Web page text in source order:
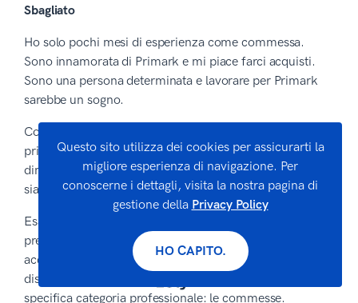
Sbagliato
Ho solo pochi mesi di esperienza come commessa.
Sono innamorata di Primark e mi piace farci acquisti.
Sono una persona determinata e lavorare per Primark
sarebbe un sogno.
Come puoi vedere c’è una differenza abissale tra il
primo e il secondo esempio. Seguendo il primo esempio
dimostrerai di essere una persona che comprende quali
siano gli obiettivi aziendali e si impegna per raggiungerli.
Esaminando 250.000 curriculum e 98.000 lettere di
presentazione generati tramite il nostro builder, abbiamo
acquisito importanti dati da professionisti di diverse
discipline. Qui presentiamo le statistiche relative a una
specifica categoria professionale: le commesse.
Questo sito utilizza dei cookies per assicurarti la
migliore esperienza di navigazione. Per
conoscerne i dettagli, visita la nostra pagina di
gestione della Privacy Policy
HO CAPITO.